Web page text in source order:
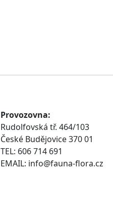
Provozovna:
Rudolfovská tř. 464/103
České Budějovice 370 01
TEL: 606 714 691
EMAIL: info@fauna-flora.cz